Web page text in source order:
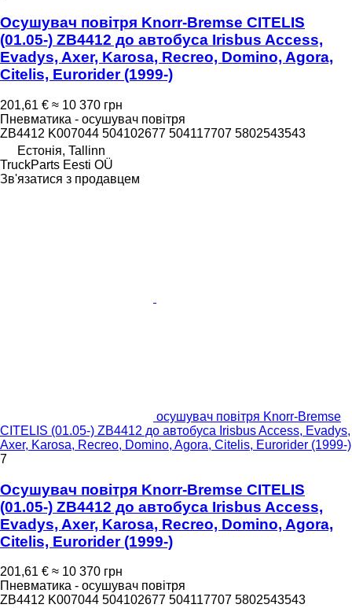
Осушувач повітря Knorr-Bremse CITELIS
(01.05-) ZB4412 до автобуса Irisbus Access,
Evadys, Axer, Karosa, Recreo, Domino, Agora,
Citelis, Eurorider (1999-)
201,61 € ≈ 10 370 грн
Пневматика - осушувач повітря
ZB4412 K007044 504102677 504117707 5802543543
Естонія, Tallinn
TruckParts Eesti OÜ
Зв'язатися з продавцем
осушувач повітря Knorr-Bremse
CITELIS (01.05-) ZB4412 до автобуса Irisbus Access, Evadys,
Axer, Karosa, Recreo, Domino, Agora, Citelis, Eurorider (1999-)
7
Осушувач повітря Knorr-Bremse CITELIS
(01.05-) ZB4412 до автобуса Irisbus Access,
Evadys, Axer, Karosa, Recreo, Domino, Agora,
Citelis, Eurorider (1999-)
201,61 € ≈ 10 370 грн
Пневматика - осушувач повітря
ZB4412 K007044 504102677 504117707 5802543543